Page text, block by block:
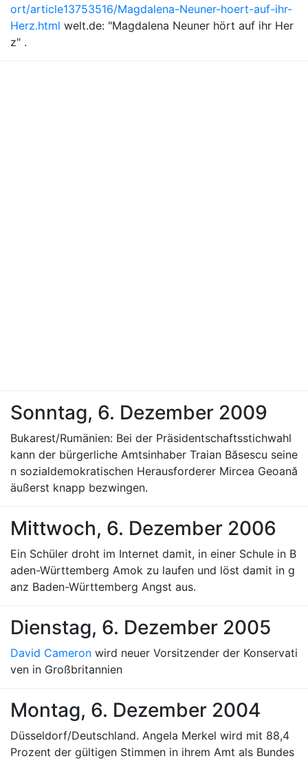
ort/article13753516/Magdalena-Neuner-hoert-auf-ihr-
Herz.html welt.de: "Magdalena Neuner hört auf ihr Her
z" .
Sonntag, 6. Dezember 2009
Bukarest/Rumänien: Bei der Präsidentschaftsstichwahl
kann der bürgerliche Amtsinhaber Traian Băsescu seine
n sozialdemokratischen Herausforderer Mircea Geoană
äußerst knapp bezwingen.
Mittwoch, 6. Dezember 2006
Ein Schüler droht im Internet damit, in einer Schule in B
aden-Württemberg Amok zu laufen und löst damit in g
anz Baden-Württemberg Angst aus.
Dienstag, 6. Dezember 2005
David Cameron wird neuer Vorsitzender der Konservati
ven in Großbritannien
Montag, 6. Dezember 2004
Düsseldorf/Deutschland. Angela Merkel wird mit 88,4
Prozent der gültigen Stimmen in ihrem Amt als Bundes